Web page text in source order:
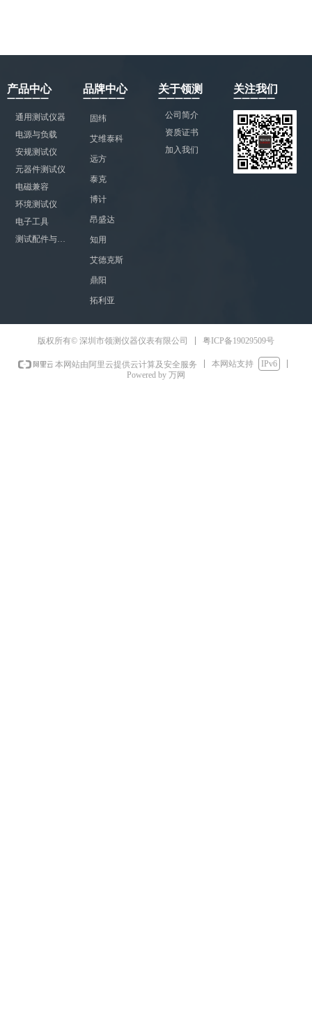
公司简介
资质证书
加入我们
关于领测
—————
产品中心
—————
通用测试仪器
电源与负载
安规测试仪
元器件测试仪
电磁兼容
环境测试仪
电子工具
测试配件与附件
固纬
艾维泰科
远方
泰克
博计
昂盛达
知用
艾德克斯
鼎阳
拓利亚
品牌中心
—————
关注我们
—————
版权所有© 深圳市领测仪器仪表有限公司 粤ICP备19029509号
本网站由阿里云提供云计算及安全服务 本网站支持
IPv6
Powered by 万网